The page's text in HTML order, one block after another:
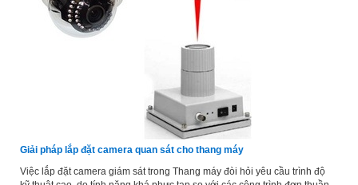
Giải pháp lắp đặt camera quan sát cho thang máy
Việc lắp đặt camera giám sát trong Thang máy đòi hỏi yêu cầu trình độ